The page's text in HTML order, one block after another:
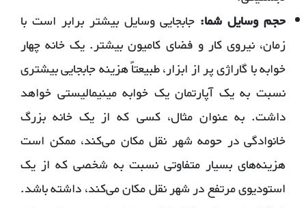
حجم وسایل شما: جابجایی وسایل بیشتر برابر است با
زمان، نیروی کار و فضای کامیون بیشتر. یک خانه چهار
خوابه با گاراژی پر از ابزار، طبیعتاً هزینه جابجایی بیشتری
نسبت به یک آپارتمان یک خوابه مینیمالیستی خواهد
داشت. به عنوان مثال، کسی که از یک خانه بزرگ
خانوادگی در حومه شهر نقل مکان می‌کند، ممکن است
هزینه‌های بسیار متفاوتی نسبت به شخصی که از یک
استودیوی مرتفع در شهر نقل مکان می‌کند، داشته باشد.